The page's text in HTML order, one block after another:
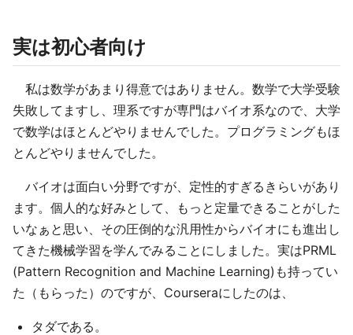
実は初心者向け
私は数学があまり得意ではありません。数学で大学受験
失敗してますし、理系ですが専門はバイオ系なので、大学
で数学はほとんどやりませんでした。プログラミングもほ
とんどやりませんでした。
バイオは面白い分野ですが、定性的すぎるきらいがあり
ます。個人的な好みとして、もっと定量できることがした
いなぁと思い、その圧倒的な汎用性からバイオにも進出し
てきた機械学習を学んでみることにしました。実はPRML
(Pattern Recognition and Machine Learning)も持ってい
た（もらった）のですが、Courseraにしたのは、
タダである。